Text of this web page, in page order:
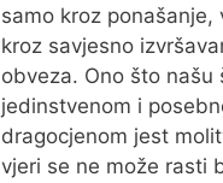
samo kroz ponašanje,
kroz savjesno
obveza. Ono što našu
jedinstvenom i
dragocjenom jest
vjeri se ne može rasti